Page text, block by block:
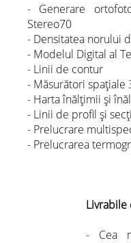
- Generare
Stereo70
- Densitatea norului
- Modelul Digital al
- Linii de contur
- Măsurători spațiale
- Harta înălțimii și
- Linii de profil și
- Prelucrare
- Prelucrarea
Livrabile
- Cea